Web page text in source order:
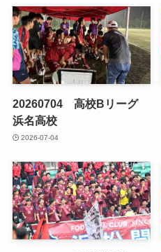
20260704 高校Bリーグ
浜名高校
2026-07-04